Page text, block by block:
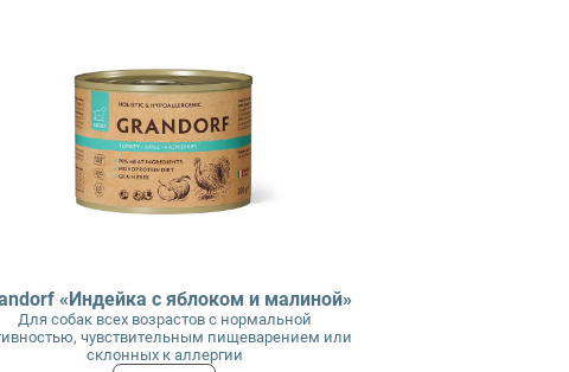
«Индейка с яблоком и малиной»
Для собак всех возрастов с нормальной
чувствительным пищеварением или
склонных к аллергии